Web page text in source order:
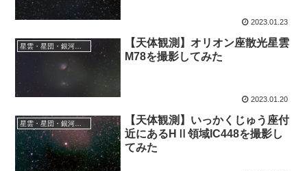
2023.01.23
【天体観測】オリオン座散光星雲
M78を撮影してみた
2023.01.20
【天体観測】いっかくじゅう座付
近にあるHⅡ領域IC448を撮影し
てみた